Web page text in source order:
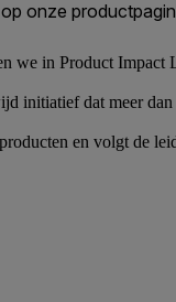
in Product
dat meer
en volgt de